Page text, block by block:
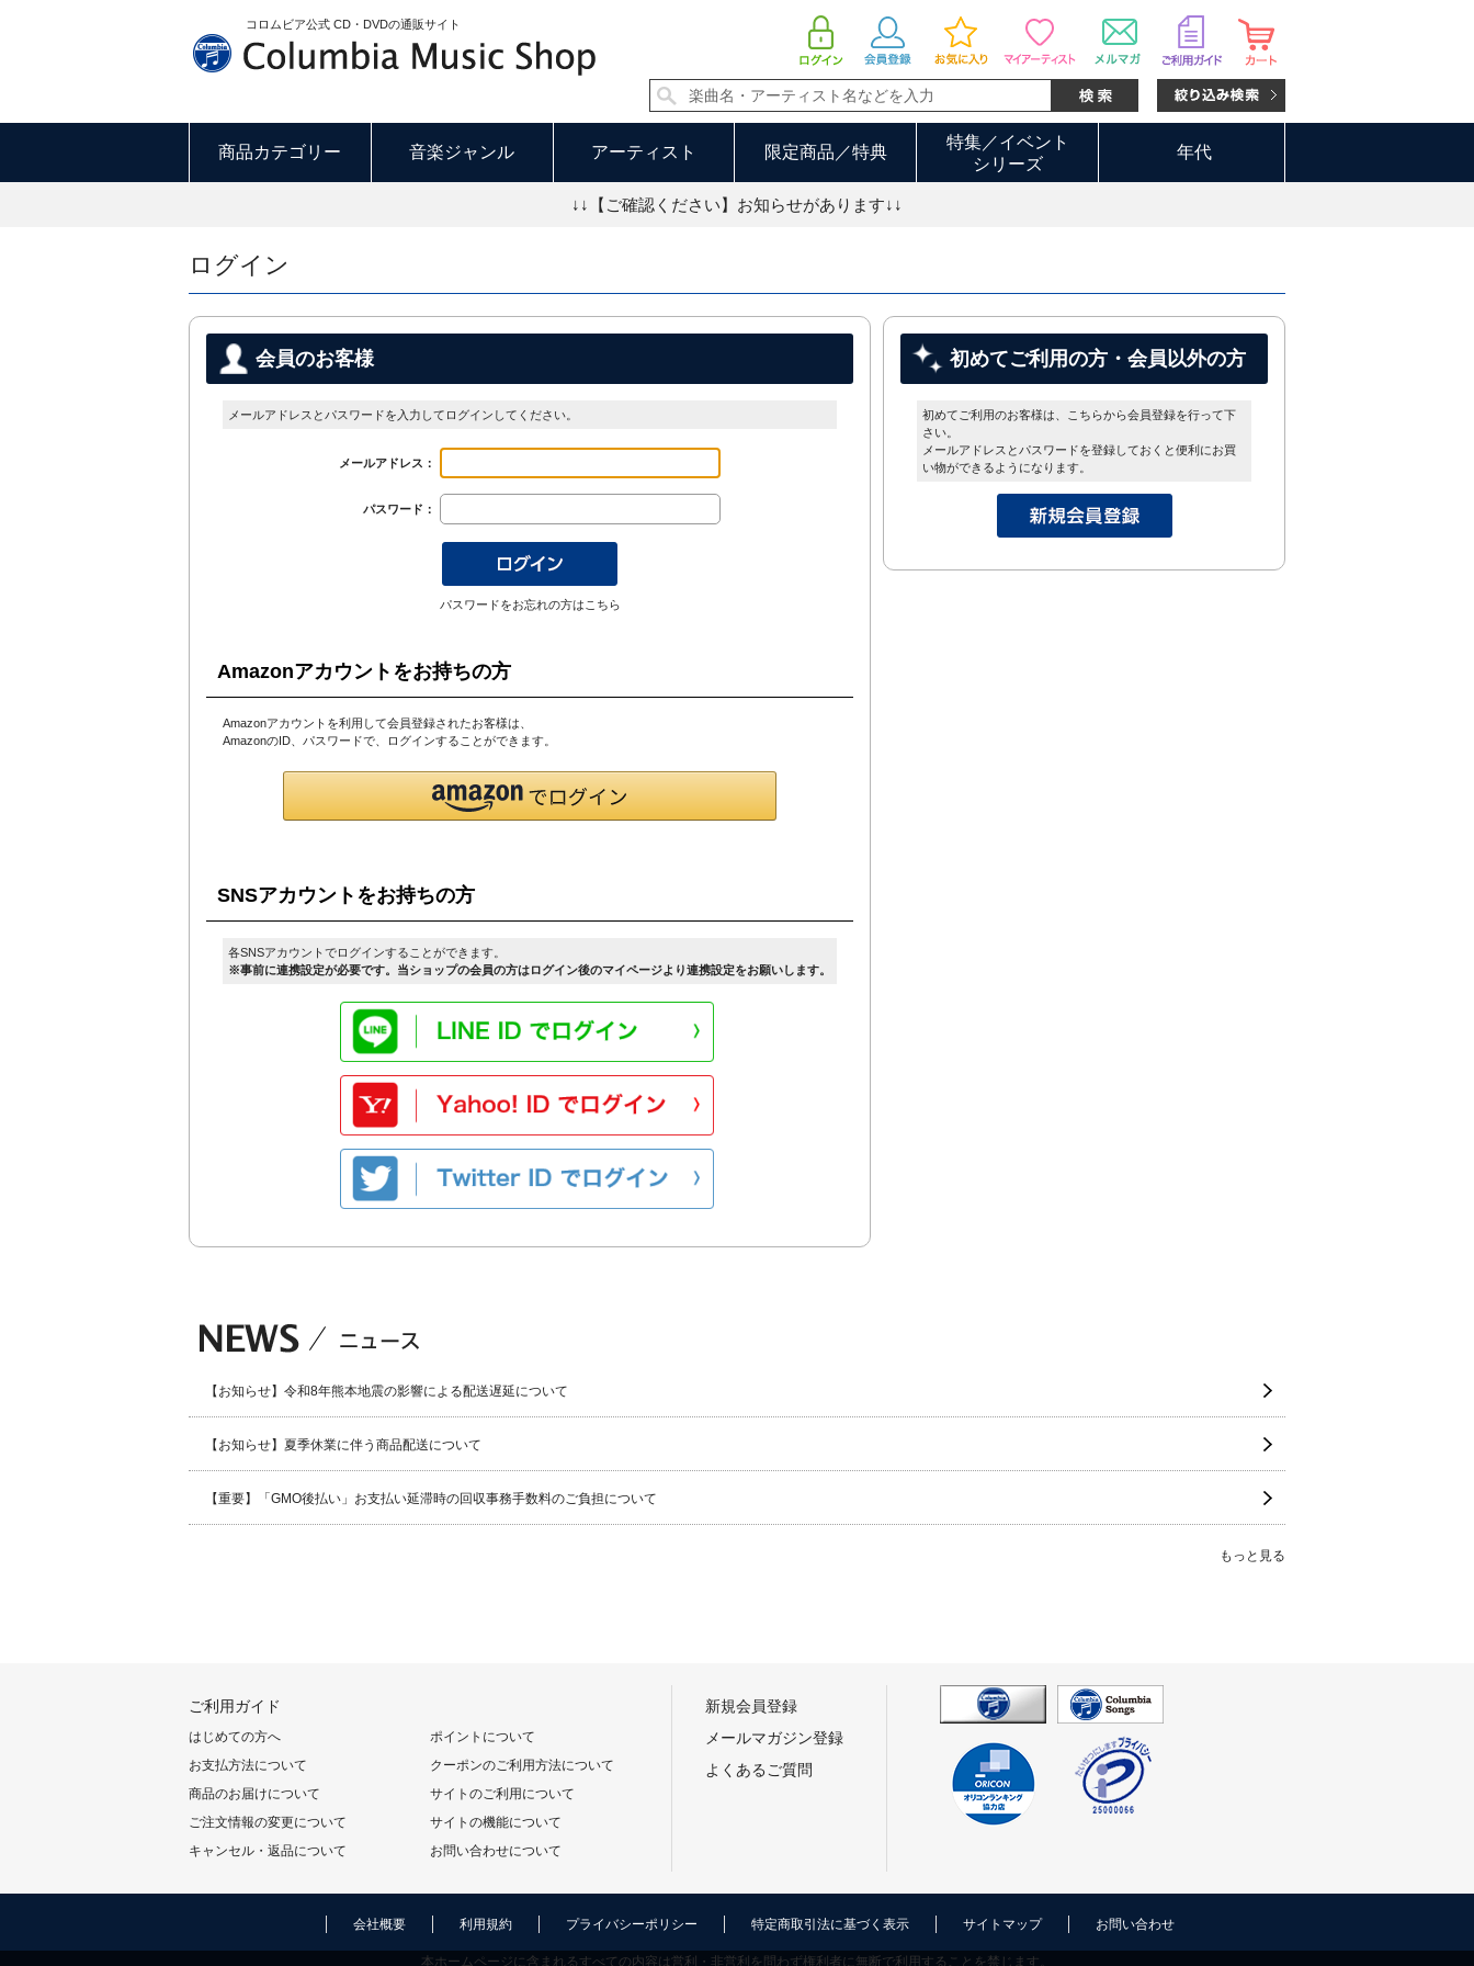
コロムビア公式 CD・DVDの通販サイト
商品カテゴリー 音楽ジャンル アーティスト 限定商品／特典
特集／イベント
シリーズ
年代
↓↓【ご確認ください】お知らせがあります↓↓
ログイン
会員のお客様
メールアドレスとパスワードを入力してログインしてください。
メールアドレス：
パスワード：
パスワードをお忘れの方はこちら
Amazonアカウントをお持ちの方
Amazonアカウントを利用して会員登録されたお客様は、
AmazonのID、パスワードで、ログインすることができます。
SNSアカウントをお持ちの方
各SNSアカウントでログインすることができます。
※事前に連携設定が必要です。当ショップの会員の方はログイン後のマイページより連携設定をお願いします。
初めてご利用の方・会員以外の方
初めてご利用のお客様は、こちらから会員登録を行って下
さい。
メールアドレスとパスワードを登録しておくと便利にお買
い物ができるようになります。
【お知らせ】令和8年熊本地震の影響による配送遅延について
【お知らせ】夏季休業に伴う商品配送について
【重要】「GMO後払い」お支払い延滞時の回収事務手数料のご負担について
もっと見る
ご利用ガイド
はじめての方へ
お支払方法について
商品のお届けについて
ご注文情報の変更について
キャンセル・返品について
ポイントについて
クーポンのご利用方法について
サイトのご利用について
サイトの機能について
お問い合わせについて
新規会員登録
メールマガジン登録
よくあるご質問
会社概要 利用規約 プライバシーポリシー 特定商取引法に基づく表示 サイトマップ お問い合わせ
本ホームページに含まれるすべての内容は営利・非営利を問わず権利者に無断で利用することを禁じます。